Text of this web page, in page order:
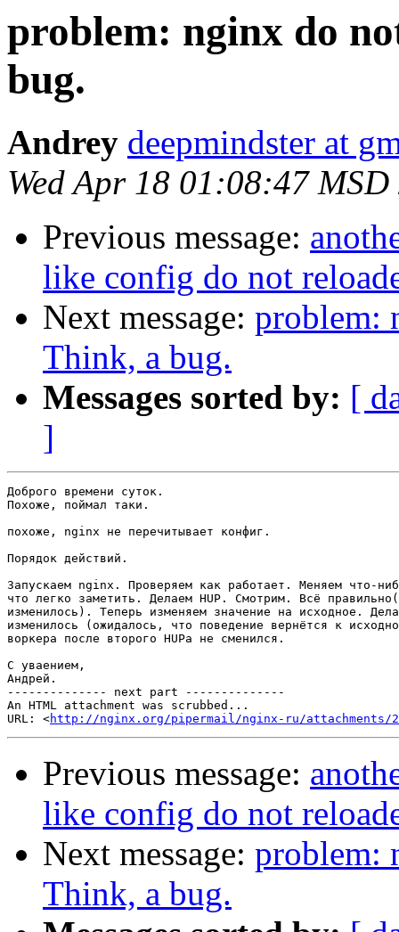
problem: nginx do
bug.
Andrey deepmindster at
Wed Apr 18 01:08:47 MSD
Previous message:
like config do not
Next message: problem:
Think, a bug.
Messages sorted by: [
]
Доброго времени суток.
Похоже, поймал таки.
похоже, nginx не перечитывает конфиг.
Порядок действий.
Запускаем nginx. Проверяем как работает. Меняем что-
что легко заметить. Делаем HUP. Смотрим. Всё
изменилось). Теперь изменяем значение на исходное.
изменилось (ожидалось, что поведение вернётся к
воркера после второго HUPа не сменился.
С уваением,
Андрей.
-------------- next part --------------
An HTML attachment was scrubbed...
URL: <http://nginx.org/pipermail/nginx-ru/attachments/
Previous message:
like config do not
Next message: problem:
Think, a bug.